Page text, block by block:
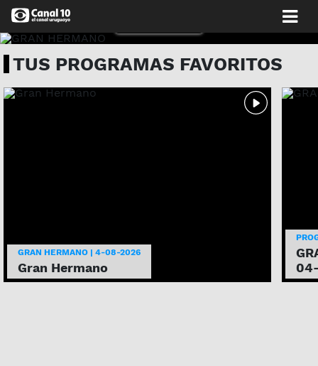
TUS PROGRAMAS FAVORITOS
GRAN HERMANO | 4-08-2026
Gran Hermano